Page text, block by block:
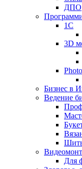
ДПО
1С
3D
Бизнес в
Ведение
Для